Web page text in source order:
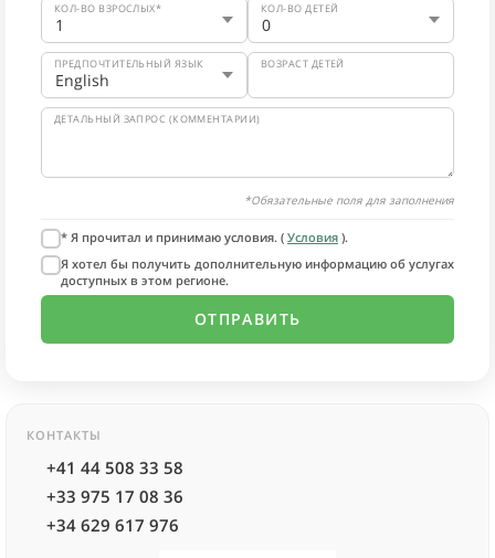
КОЛ-ВО ВЗРОСЛЫХ* КОЛ-ВО ДЕТЕЙ
ПРЕДПОЧТИТЕЛЬНЫЙ ЯЗЫК ВОЗРАСТ ДЕТЕЙ
ДЕТАЛЬНЫЙ ЗАПРОС (КОММЕНТАРИИ)
*Обязательные поля для заполнения
* Я прочитал и принимаю условия. ( Условия ).
Я хотел бы получить дополнительную информацию об услугах
доступных в этом регионе.
КОНТАКТЫ
+41 44 508 33 58
+33 975 17 08 36
+34 629 617 976